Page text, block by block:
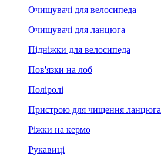
Очищувачі для велосипеда
Очищувачі для ланцюга
Підніжки для велосипеда
Пов'язки на лоб
Поліролі
Пристрою для чищення ланцюга
Ріжки на кермо
Рукавиці